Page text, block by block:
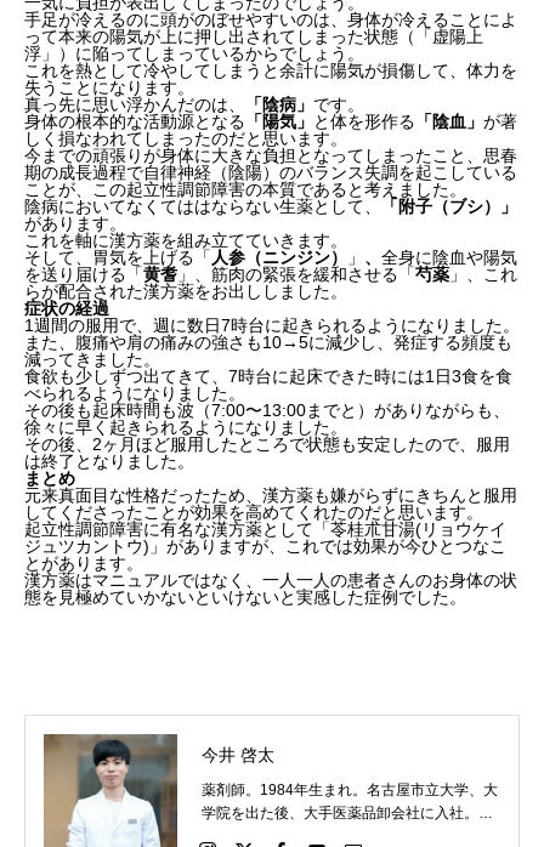
手足が冷えるのに頭がのぼせやすいのは、身体が冷えることによ
って本来の陽気が上に押し出されてしまった状態（「虚陽上
浮」）に陥ってしまっているからでしょう。
これを熱として冷やしてしまうと余計に陽気が損傷して、体力を
失うことになります。
真っ先に思い浮かんだのは、
「陰病」 です。
身体の根本的な活動源となる 「陽気」 と体を形作る 「陰血」 が著
しく損なわれてしまったのだと思います。
今までの頑張りが身体に大きな負担となってしまったこと、思春
期の成長過程で自律神経（陰陽）のバランス失調を起こしている
ことが、この起立性調節障害の本質であると考えました。
陰病においてなくてははならない生薬として、
「附子（ブシ）」
があります。
これを軸に漢方薬を組み立てていきます。
そして、胃気を上げる「 人参（ニンジン） 」 、 全身に陰血や陽気
を送り届ける「黄耆 」、筋肉の緊張を緩和させる「芍薬 」、これ
らが配合された漢方薬をお出ししました。
症状の経過
1週間の服用で、週に数日7時台に起きられるようになりました。
また、腹痛や肩の痛みの強さも10→5に減少し、発症する頻度も
減ってきました。
食欲も少しずつ出てきて、7時台に起床できた時には1日3食を食
べられるようになりました。
その後も起床時間も波（7:00〜13:00までと）がありながらも、
徐々に早く起きられるようになりました。
その後、2ヶ月ほど服用したところで状態も安定したので、服用
は終了となりました。
まとめ
元来真面目な性格だったため、漢方薬も嫌がらずにきちんと服用
してくださったことが効果を高めてくれたのだと思います。
起立性調節障害に有名な漢方薬として「苓桂朮甘湯(リョウケイ
ジュツカントウ)」がありますが、これでは効果が今ひとつなこ
とがあります。
漢方薬はマニュアルではなく、一人一人の患者さんのお身体の状
態を見極めていかないといけないと実感した症例でした。
今井 啓太
薬剤師。1984年生まれ。名古屋市立大学、大
学院を出た後、大手医薬品卸会社に入社。営